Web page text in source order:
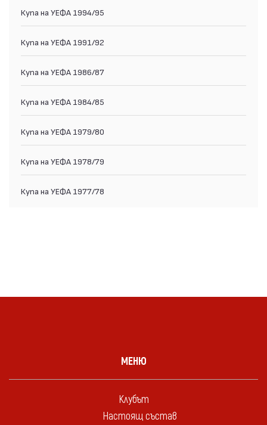
Купа на УЕФА 1994/95
Купа на УЕФА 1991/92
Купа на УЕФА 1986/87
Купа на УЕФА 1984/85
Купа на УЕФА 1979/80
Купа на УЕФА 1978/79
Купа на УЕФА 1977/78
МЕНЮ
Клубът
Настоящ състав